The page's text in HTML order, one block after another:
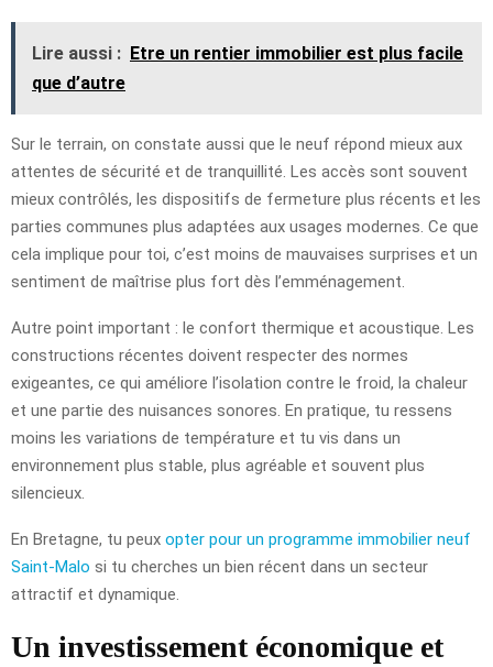
Lire aussi : Etre un rentier immobilier est plus facile
que d’autre
Sur le terrain, on constate aussi que le neuf répond mieux aux
attentes de sécurité et de tranquillité. Les accès sont souvent
mieux contrôlés, les dispositifs de fermeture plus récents et les
parties communes plus adaptées aux usages modernes. Ce que
cela implique pour toi, c’est moins de mauvaises surprises et un
sentiment de maîtrise plus fort dès l’emménagement.
Autre point important : le confort thermique et acoustique. Les
constructions récentes doivent respecter des normes
exigeantes, ce qui améliore l’isolation contre le froid, la chaleur
et une partie des nuisances sonores. En pratique, tu ressens
moins les variations de température et tu vis dans un
environnement plus stable, plus agréable et souvent plus
silencieux.
En Bretagne, tu peux opter pour un programme immobilier neuf
Saint-Malo si tu cherches un bien récent dans un secteur
attractif et dynamique.
Un investissement économique et